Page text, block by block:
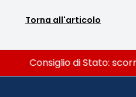
Torna all'articolo
Consiglio di Stato: